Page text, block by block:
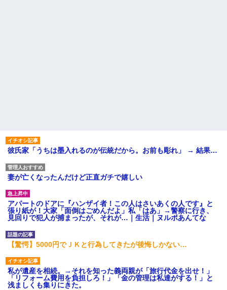
彼氏家「うちは墨入れるのが伝統だから。お前も彫れ」 → 結果…
妻が亡くなったんだけど正直ガチで嬉しい
アパートのドアに『ハンザイ者！この人はさいあくの人です』と
張り紙が！大家「面倒はごめんだよ」私「はあ」→警察に行き、
見回りで犯人が捕まったが、それが…｜生活｜ヌルポあんてな
【驚愕】5000円でＪＫと行為してきたが後悔しかない…
私が遺産を相続。→それを知った義両親が「旅行代金を出せ！」
「リフォーム費用を負担しろ！」「金の管理は私達がする！」と
浅ましくも集りにきた。